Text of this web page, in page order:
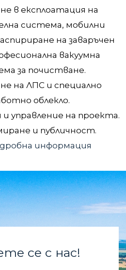
в експлоатация на
система, мобилни
на заваръчен
вакуумна
за почистване.
на ЛПС и специално
облекло.
и управление на проекта.
и публичност.
информация
се с нас!